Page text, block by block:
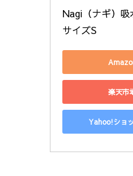
Nagi（ナギ）
サイズS
楽天市
Yahoo!ショ